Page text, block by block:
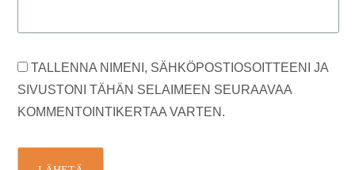
TALLENNA NIMENI, SÄHKÖPOSTIOSOITTEENI JA
SIVUSTONI TÄHÄN SELAIMEEN SEURAAVAA
KOMMENTOINTIKERTAA VARTEN.